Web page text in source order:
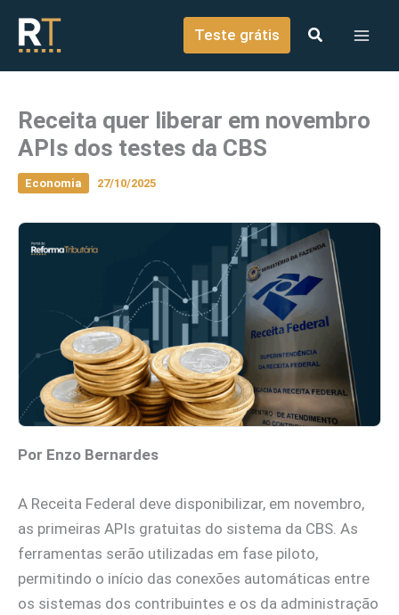
conteúdo
Teste grátis
Receita quer liberar em novembro
APIs dos testes da CBS
Economia 27/10/2025
Por Enzo Bernardes
A Receita Federal deve disponibilizar, em novembro,
as primeiras APIs gratuitas do sistema da CBS. As
ferramentas serão utilizadas em fase piloto,
permitindo o início das conexões automáticas entre
os sistemas dos contribuintes e os da administração